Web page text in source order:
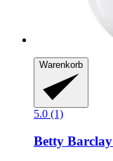
Warenkorb
5.0 (1)
Betty Barclay